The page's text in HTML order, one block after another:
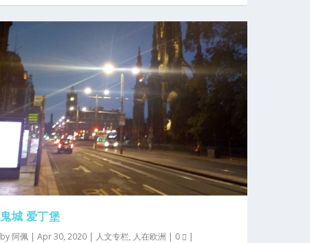
鬼城 爱丁堡
by阿佩 |Apr 30, 2020 | 人文专栏, 人在欧洲 | 0 |